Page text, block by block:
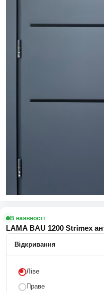
В наявності
LAMA BAU 1200 Strimex
Відкривання
Ліве
Праве